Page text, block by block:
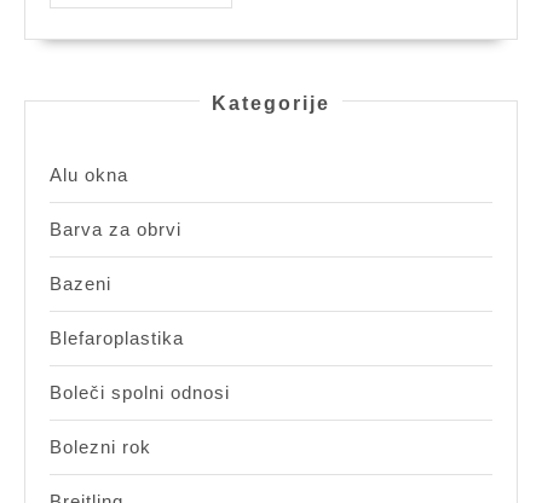
Kategorije
Alu okna
Barva za obrvi
Bazeni
Blefaroplastika
Boleči spolni odnosi
Bolezni rok